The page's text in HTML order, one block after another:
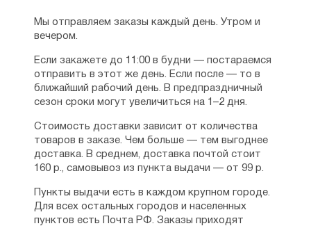
Мы отправляем заказы каждый день. Утром и
вечером.
Если закажете до 11:00 в будни — постараемся
отправить в этот же день. Если после — то в
ближайший рабочий день. В предпраздничный
сезон сроки могут увеличиться на 1–2 дня.
Стоимость доставки зависит от количества
товаров в заказе. Чем больше — тем выгоднее
доставка. В среднем, доставка почтой стоит
160 р., самовывоз из пункта выдачи — от 99 р.
Пункты выдачи есть в каждом крупном городе.
Для всех остальных городов и населенных
пунктов есть Почта РФ. Заказы приходят